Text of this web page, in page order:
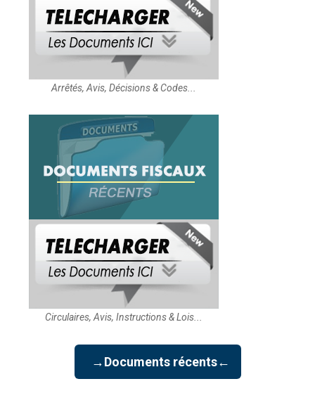
Arrêtés, Avis, Décisions & Codes...
Circulaires, Avis, Instructions & Lois...
→Documents récents←